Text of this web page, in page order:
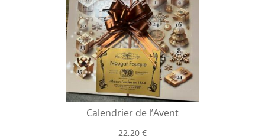
Calendrier de l’Avent
22,20 €